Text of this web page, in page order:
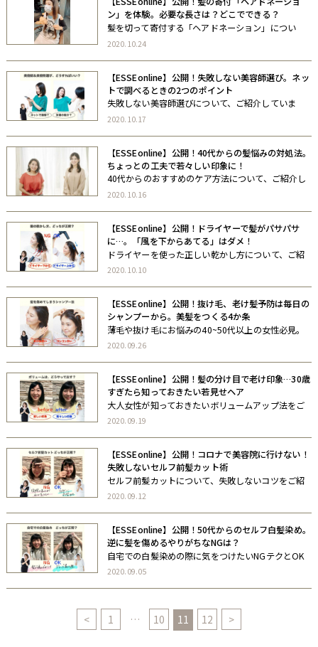
ン」を体験。必要な長さは？どこでできる？
髪を切って寄付する「ヘアドネーション」につい
て、ご紹介しています。 ぜひご覧ください。
2020.10.24
【ESSEonline】公開！失敗しない美容師選び。ネッ
トで調べるときの2つのポイント
失敗しない美容師選びについて、ご紹介していま
す。 ぜひご覧ください。
2020.10.17
【ESSEonline】公開！40代からの髪悩みの対処法。
ちょっとの工夫で若々しい印象に！
40代からのおすすめのケア方法について、ご紹介し
ています。 ぜひご覧ください。
2020.10.16
【ESSEonline】公開！ドライヤーで髪がパサパサ
に…。「風を下からあてる」はダメ！
ドライヤーを使った正しい乾かし方について、ご紹
介しています。 ぜひご覧ください。 URL：
2020.10.10
【ESSEonline】公開！抜け毛、老け髪予防は毎日の
シャンプーから。美髪をつくる4か条
薄毛や抜け毛にお悩みの40~50代以上の女性必見。
正しいシャンプー&トリートメント術をご紹介して
2020.09.26
【ESSEonline】公開！髪の分け目で老け印象…30歳
すぎたら知っておきたい若見せヘア
大人女性が知っておきたいボリュームアップ法をご
紹介しています。 ぜひご覧ください。 URL：
2020.09.19
【ESSEonline】公開！コロナで美容院に行けない！
失敗しないセルフ前髪カット術
セルフ前髪カットについて、失敗しないコツをご紹
介しています。 ぜひご覧ください。 URL：
2020.09.12
【ESSEonline】公開！50代からのセルフ白髪染め。
逆に髪を傷めるやりがちなNGは？
自宅での白髪染めの際に気をつけたいNGテクとOK
テクをご紹介しています。 ぜひご覧ください。
2020.09.05
< 1 … 10 11 12 >